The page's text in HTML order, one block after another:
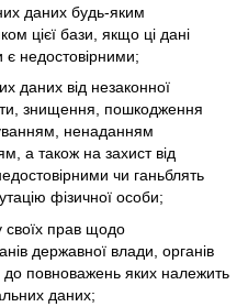
даних будь-яким
цієї бази, якщо ці дані
недостовірними;
даних від незаконної
знищення, пошкодження
ненаданням
а також на захист від
чи ганьблять
фізичної особи;
своїх прав щодо
державної влади, органів
повноважень яких належить
даних;